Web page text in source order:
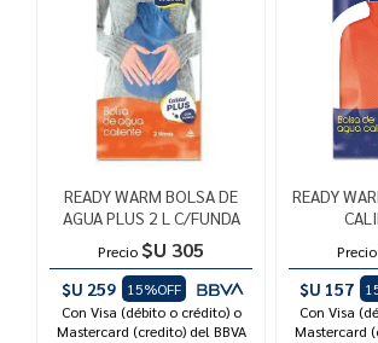
READY WARM BOLSA DE
AGUA PLUS 2 L C/FUNDA
Precio $U 305
$U 259
15%OFF
Con Visa (débito o crédito) o
Mastercard (credito) del BBVA
READY
Precio
$U 157
Con Visa
Mastercard